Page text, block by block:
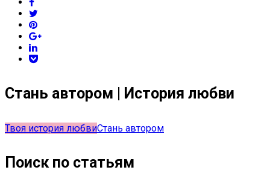
Стань автором | История любви
Твоя история любвиСтань автором
Поиск по статьям